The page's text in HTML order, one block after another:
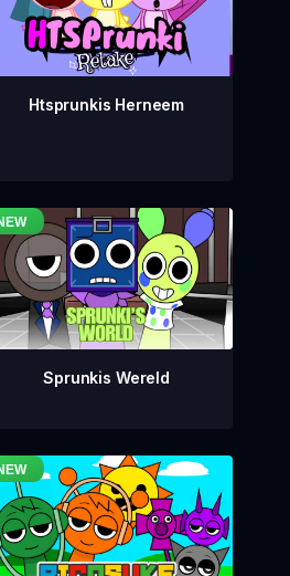
Htsprunkis Herneem
Sprunkis Wereld